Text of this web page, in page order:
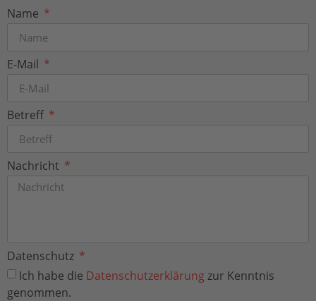
Name
E-Mail
Betreff
Nachricht
Datenschutz
Ich habe die Datenschutzerklärungzur Kenntnis
genommen.